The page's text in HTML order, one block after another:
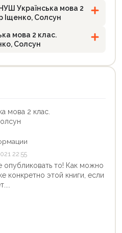
Українська мова 2
Іщенко, Солсун
мова 2 клас.
Солсун
мова 2 клас.
22:55
то! Как можно
конкретно этой книги, если